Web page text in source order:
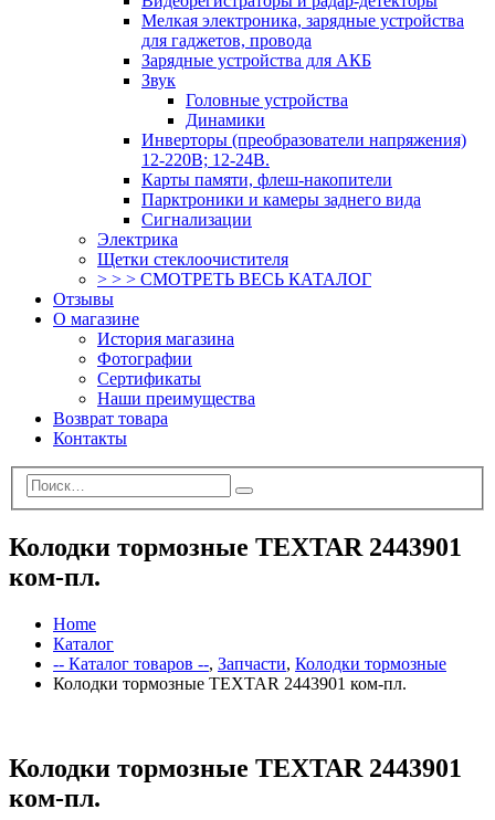
Мелкая электроника, зарядные устройства
для гаджетов, провода
Зарядные устройства для АКБ
Звук
Головные устройства
Динамики
Инверторы (преобразователи напряжения)
12-220В; 12-24В.
Карты памяти, флеш-накопители
Парктроники и камеры заднего вида
Сигнализации
Электрика
Щетки стеклоочистителя
> > > СМОТРЕТЬ ВЕСЬ КАТАЛОГ
Отзывы
О магазине
История магазина
Фотографии
Сертификаты
Наши преимущества
Возврат товара
Контакты
Колодки тормозные TEXTAR 2443901
ком-пл.
Home
Каталог
-- Каталог товаров --, Запчасти, Колодки тормозные
Колодки тормозные TEXTAR 2443901 ком-пл.
Колодки тормозные TEXTAR 2443901
ком-пл.